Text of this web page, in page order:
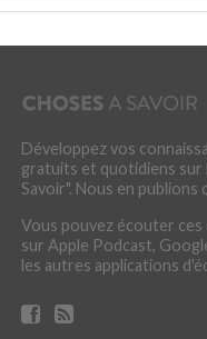
Développez vos
gratuits et quotidiens sur
Savoir". Nous en publions
Vous pouvez écouter
sur Apple Podcast,
les autres applications